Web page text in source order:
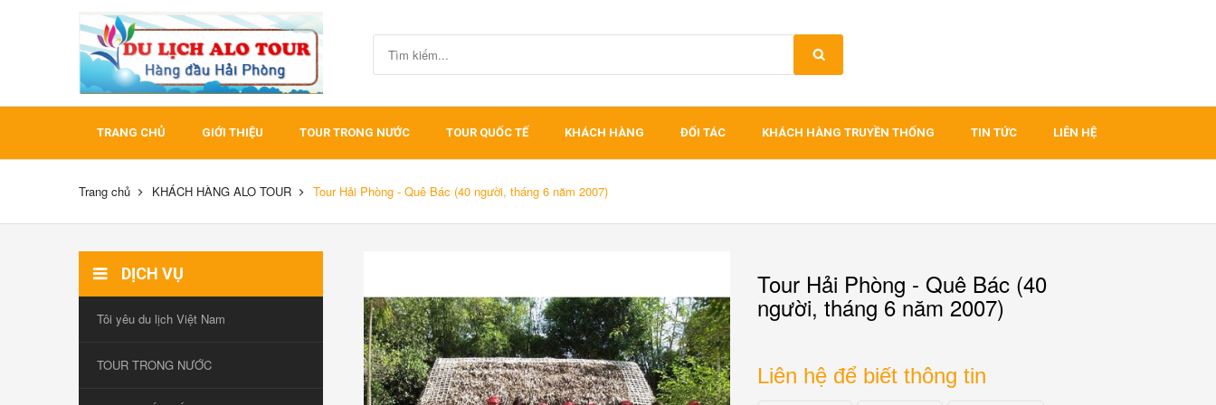
TRANG CHỦ GIỚI THIỆU TOUR TRONG NƯỚC TOUR QUỐC TẾ KHÁCH HÀNG ĐỐI TÁC KHÁCH HÀNG TRUYỀN THỐNG TIN TỨC LIÊN HỆ
Trang chủ KHÁCH HÀNG ALO TOUR Tour Hải Phòng - Quê Bác (40 người, tháng 6 năm 2007)
Tour Hải Phòng - Quê Bác (40
người, tháng 6 năm 2007)
Liên hệ để biết thông tin
DỊCH VỤ
Tôi yêu du lịch Việt Nam
TOUR TRONG NƯỚC